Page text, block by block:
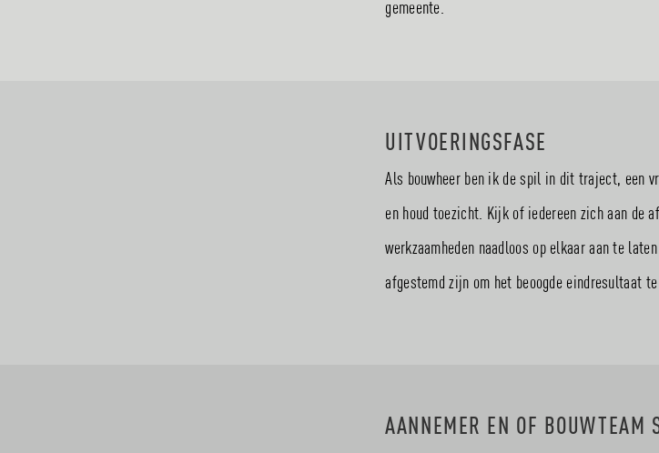
gemeente.
UITVOERINGSFASE
Als bouwheer ben ik de spil in dit traject, een
en houd toezicht. Kijk of iedereen zich aan de
werkzaamheden naadloos op elkaar aan te
afgestemd zijn om het beoogde eindresultaat
AANNEMER EN OF BOUWTEAM